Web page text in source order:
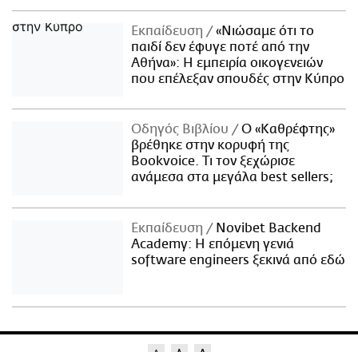
Εκπαίδευση
«Νιώσαμε ότι το
παιδί δεν έφυγε ποτέ από την
Αθήνα»: Η εμπειρία οικογενειών
που επέλεξαν σπουδές στην Κύπρο
Οδηγός Βιβλίου
Ο «Καθρέφτης»
βρέθηκε στην κορυφή της
Bookvoice. Τι τον ξεχώρισε
ανάμεσα στα μεγάλα best sellers;
Εκπαίδευση
Novibet Backend
Academy: Η επόμενη γενιά
software engineers ξεκινά από εδώ